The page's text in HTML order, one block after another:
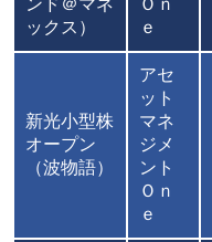
ックス）
ｅ
新光小型株
オープン
（波物語）
アセ
ット
マネ
ジメ
ント
Ｏｎ
ｅ